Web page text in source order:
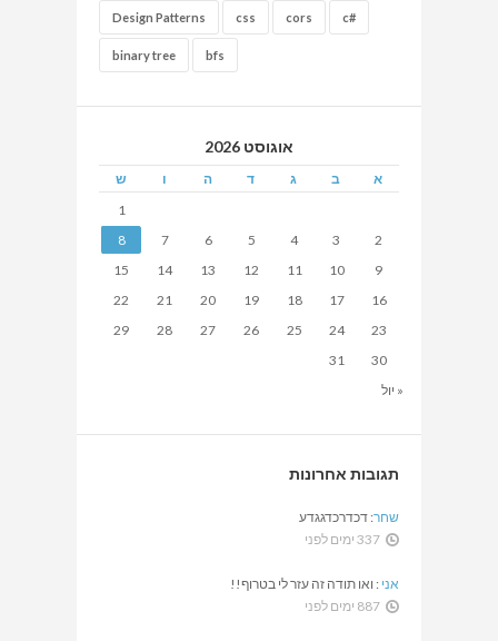
Design Patterns css cors c#
binary tree bfs
אוגוסט 2026
א ב ג ד ה ו ש
« יול
1
2
3
4
5
6
7
8
9
10
11
12
13
14
15
16
17
18
19
20
21
22
23
24
25
26
27
28
29
30
31
תגובות אחרונות
שחר: דכדרכדגגדע
337 ימים לפני
אני : ואו תודה זה עזר לי בטרוף!!
887 ימים לפני